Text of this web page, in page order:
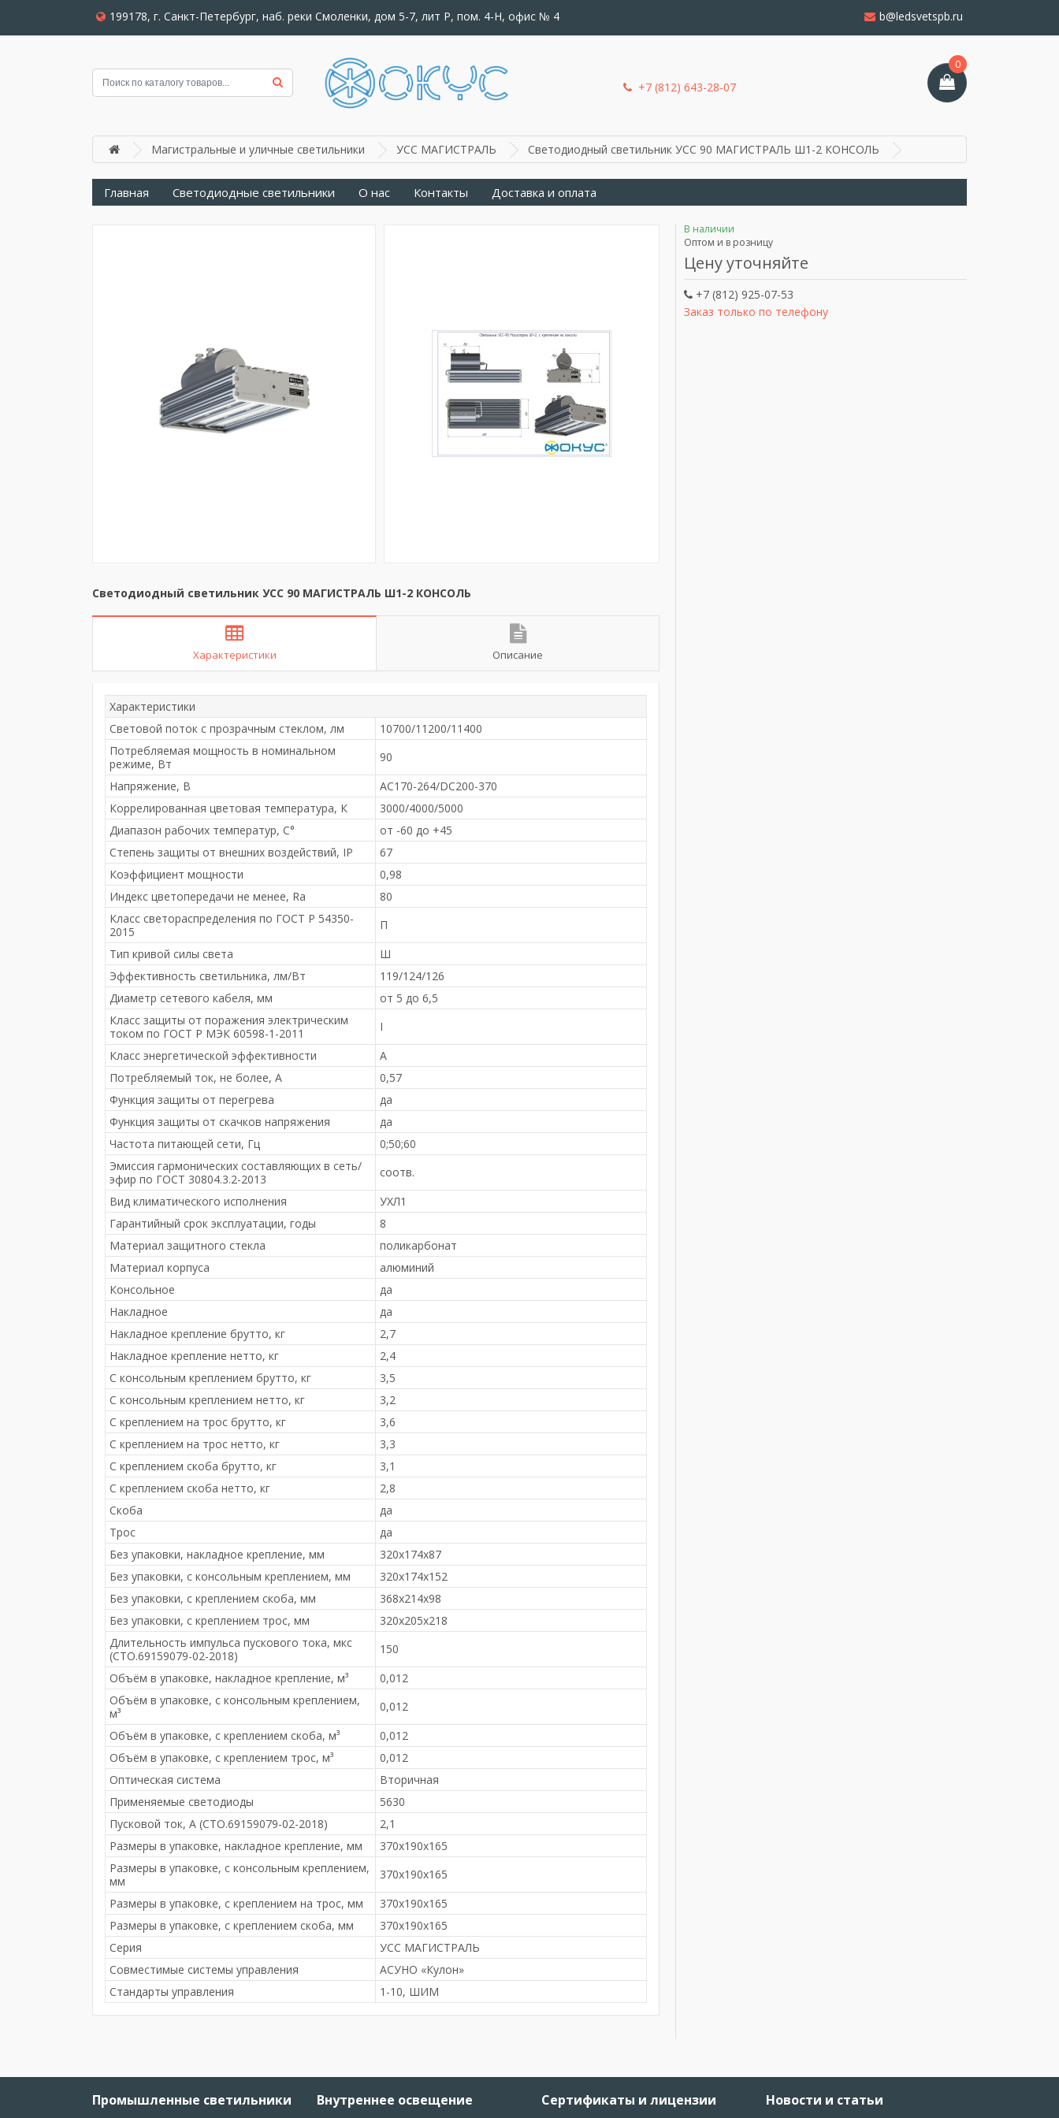
199178, г. Санкт-Петербург, наб. реки Смоленки, дом 5-7, лит Р, пом. 4-Н, офис № 4 b@ledsvetspb.ru
+7 (812) 643-28-07
0
Магистральные и уличные светильники УСС МАГИСТРАЛЬ Светодиодный светильник УСС 90 МАГИСТРАЛЬ Ш1-2 КОНСОЛЬ
Главная Светодиодные светильники О нас Контакты Доставка и оплата
Светодиодный светильник УСС 90 МАГИСТРАЛЬ Ш1-2 КОНСОЛЬ
Характеристики Описание
Характеристики
Световой поток с прозрачным стеклом, лм
10700/11200/11400
Потребляемая мощность в номинальном
режиме, Вт
90
Напряжение, В
AC170-264/DC200-370
Коррелированная цветовая температура, К
3000/4000/5000
Диапазон рабочих температур, С°
от -60 до +45
Степень защиты от внешних воздействий, IP
67
Коэффициент мощности
0,98
Индекс цветопередачи не менее, Ra
80
Класс светораспределения по ГОСТ Р 54350-
2015
П
Тип кривой силы света
Ш
Эффективность светильника, лм/Вт
119/124/126
Диаметр сетевого кабеля, мм
от 5 до 6,5
Класс защиты от поражения электрическим
током по ГОСТ Р МЭК 60598-1-2011
I
Класс энергетической эффективности
А
Потребляемый ток, не более, A
0,57
Функция защиты от перегрева
да
Функция защиты от скачков напряжения
да
Частота питающей сети, Гц
0;50;60
Эмиссия гармонических составляющих в сеть/
эфир по ГОСТ 30804.3.2-2013
соотв.
Вид климатического исполнения
УХЛ1
Гарантийный срок эксплуатации, годы
8
Материал защитного стекла
поликарбонат
Материал корпуса
алюминий
Консольное
да
Накладное
да
Накладное крепление брутто, кг
2,7
Накладное крепление нетто, кг
2,4
С консольным креплением брутто, кг
3,5
С консольным креплением нетто, кг
3,2
С креплением на трос брутто, кг
3,6
С креплением на трос нетто, кг
3,3
С креплением скоба брутто, кг
3,1
С креплением скоба нетто, кг
2,8
Скоба
да
Трос
да
Без упаковки, накладное крепление, мм
320x174x87
Без упаковки, с консольным креплением, мм
320х174х152
Без упаковки, с креплением скоба, мм
368х214х98
Без упаковки, с креплением трос, мм
320х205х218
Длительность импульса пускового тока, мкс
(СТО.69159079-02-2018)
150
Объём в упаковке, накладное крепление, м³
0,012
Объём в упаковке, с консольным креплением,
м³
0,012
Объём в упаковке, с креплением скоба, м³
0,012
Объём в упаковке, с креплением трос, м³
0,012
Оптическая система
Вторичная
Применяемые светодиоды
5630
Пусковой ток, А (СТО.69159079-02-2018)
2,1
Размеры в упаковке, накладное крепление, мм
370x190x165
Размеры в упаковке, с консольным креплением,
мм
370x190x165
Размеры в упаковке, с креплением на трос, мм
370x190x165
Размеры в упаковке, с креплением скоба, мм
370x190x165
Серия
УСС МАГИСТРАЛЬ
Совместимые системы управления
АСУНО «Кулон»
Стандарты управления
1-10, ШИМ
В наличии
Оптом и в розницу
Цену уточняйте
+7 (812) 925-07-53
Заказ только по телефону
Промышленные светильники Внутреннее освещение Сертификаты и лицензии Новости и статьи